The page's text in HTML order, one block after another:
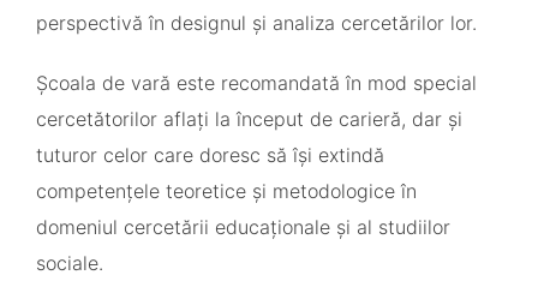
perspectivă în designul și analiza cercetărilor lor.
Școala de vară este recomandată în mod special
cercetătorilor aflați la început de carieră, dar și
tuturor celor care doresc să își extindă
competențele teoretice și metodologice în
domeniul cercetării educaționale și al studiilor
sociale.